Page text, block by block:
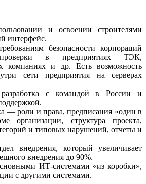
и освоении строителями
интерфейс.
безопасности корпораций
в предприятиях ТЭК,
компаниях и др. Есть возможность
сети предприятия на серверах
разработка с командой в России и
— роли и права, предписания «один в
организации, структура проекта,
и типовых нарушений, отчеты и
внедрения, который увеличивает
внедрения до 90%.
ИТ-системами «из коробки»,
с другими системами.